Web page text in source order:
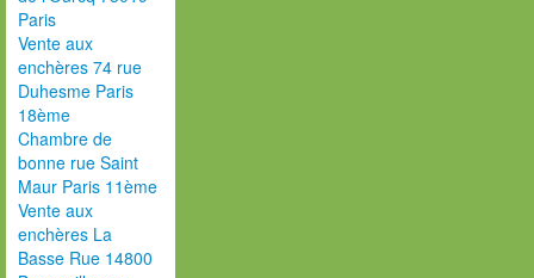
Paris
Vente aux
enchères 74 rue
Duhesme Paris
18ème
Chambre de
bonne rue Saint
Maur Paris 11ème
Vente aux
enchères La
Basse Rue 14800